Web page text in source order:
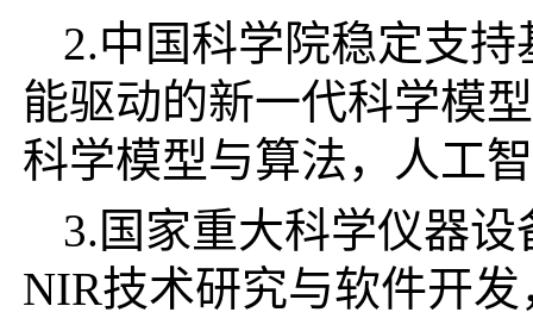
2.中国科学院稳定支
能驱动的新一代科学模
科学模型与算法，人工
3.国家重大科学仪器
NIR技术研究与软件开